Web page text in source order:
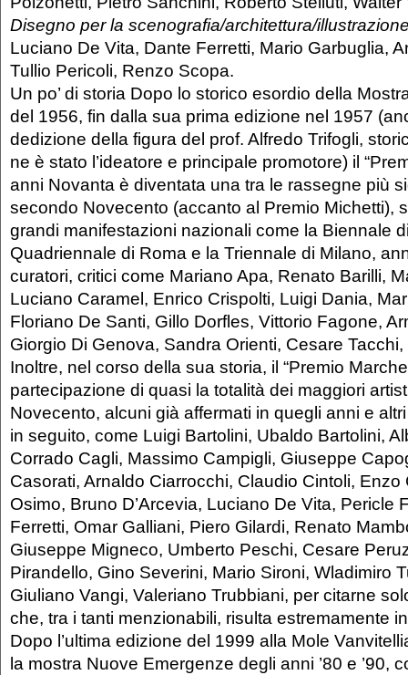
Disegno per la scenografia/architettura/
Luciano De Vita, Dante Ferretti, Mario Garbuglia,
Tullio Pericoli, Renzo Scopa.
Un po’ di storia Dopo lo storico esordio della
del 1956, fin dalla sua prima edizione nel 1957
dedizione della figura del prof. Alfredo Trifogli,
ne è stato l’ideatore e principale promotore) il
anni Novanta è diventata una tra le rassegne più
secondo Novecento (accanto al Premio Michetti),
grandi manifestazioni nazionali come la Biennale
Quadriennale di Roma e la Triennale di Milano,
curatori, critici come Mariano Apa, Renato Barilli,
Luciano Caramel, Enrico Crispolti, Luigi Dania,
Floriano De Santi, Gillo Dorfles, Vittorio Fagone,
Giorgio Di Genova, Sandra Orienti, Cesare
Inoltre, nel corso della sua storia, il “Premio
partecipazione di quasi la totalità dei maggiori
Novecento, alcuni già affermati in quegli anni e
in seguito, come Luigi Bartolini, Ubaldo Bartolini,
Corrado Cagli, Massimo Campigli, Giuseppe
Casorati, Arnaldo Ciarrocchi, Claudio Cintoli,
Osimo, Bruno D’Arcevia, Luciano De Vita, Pericle
Ferretti, Omar Galliani, Piero Gilardi, Renato
Giuseppe Migneco, Umberto Peschi, Cesare
Pirandello, Gino Severini, Mario Sironi, Wladimiro
Giuliano Vangi, Valeriano Trubbiani, per citarne
che, tra i tanti menzionabili, risulta estremamente
Dopo l’ultima edizione del 1999 alla Mole
la mostra Nuove Emergenze degli anni ’80 e ’90,